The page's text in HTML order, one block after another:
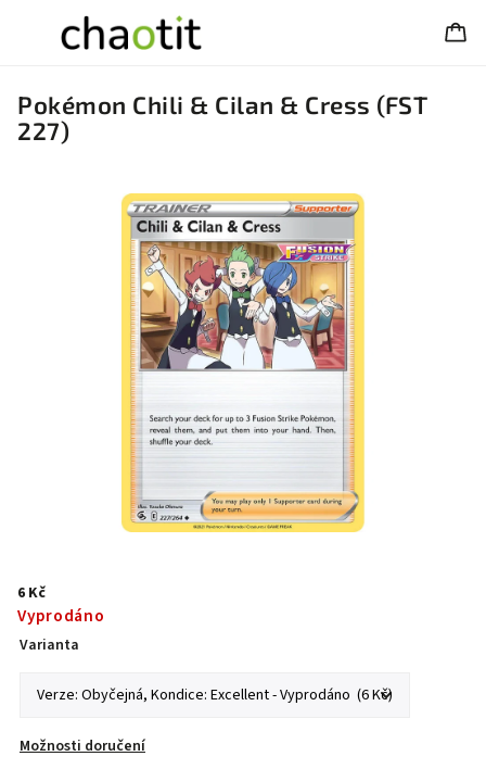
Pokémon Chili & Cilan & Cress (FST
227)
6 Kč
Vyprodáno
Varianta
Možnosti doručení